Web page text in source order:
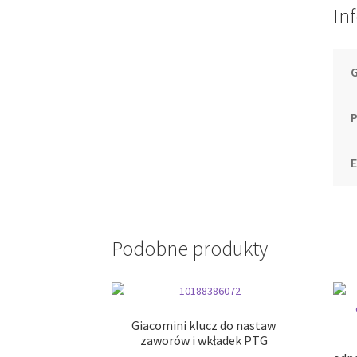
Podobne produkty
Giacomini klucz do nastaw
zaworów i wkładek PTG